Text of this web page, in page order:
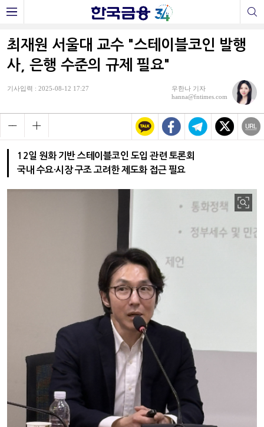
최재원 서울대 교수 "스테이블코인 발행
사, 은행 수준의 규제 필요"
기사입력 : 2025-08-12 17:27
우한나 기자
hanna@fntimes.com
12일 원화 기반 스테이블코인 도입 관련 토론회
국내 수요·시장 구조 고려한 제도화 접근 필요